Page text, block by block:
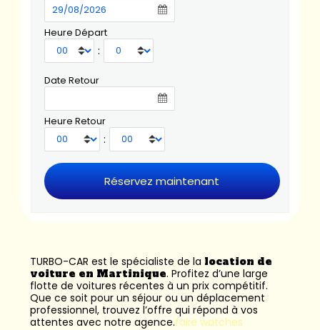
Heure Départ
:
Date Retour
Heure Retour
:
TURBO-CAR est le spécialiste de la location de
voiture en Martinique. Profitez d’une large
flotte de voitures récentes à un prix compétitif.
Que ce soit pour un séjour ou un déplacement
professionnel, trouvez l’offre qui répond à vos
attentes avec notre agence.fake watches